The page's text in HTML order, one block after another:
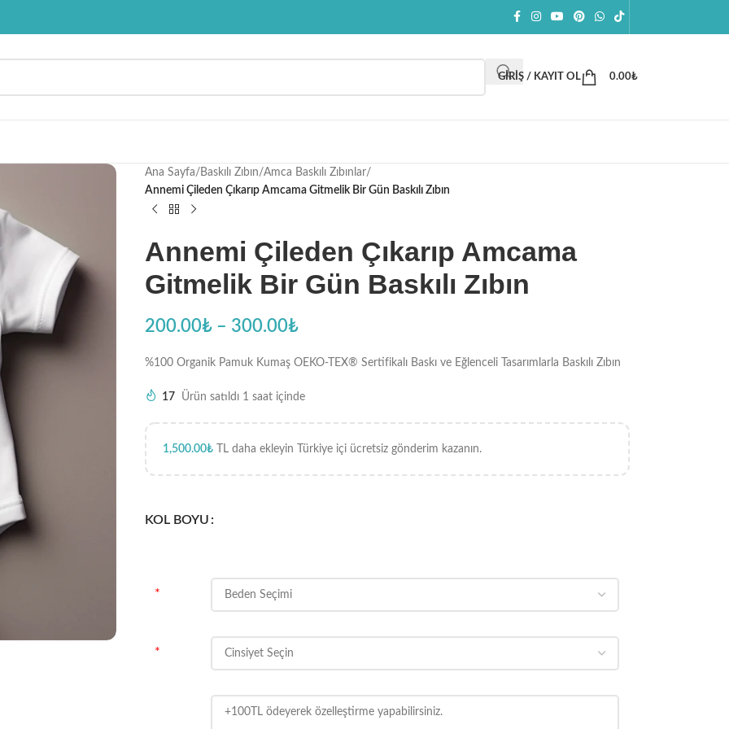
GIRIŞ / KAYIT OL 0.00₺
Ana Sayfa/ Baskılı Zıbın/Amca Baskılı Zıbınlar/
Annemi Çileden Çıkarıp Amcama Gitmelik Bir Gün Baskılı Zıbın
Annemi Çileden Çıkarıp Amcama
Gitmelik Bir Gün Baskılı Zıbın
200.00₺ – 300.00₺
%100 Organik Pamuk Kumaş OEKO-TEX® Sertifikalı Baskı ve Eğlenceli Tasarımlarla Baskılı Zıbın
17 Ürün satıldı 1 saat içinde
1,500.00₺TL daha ekleyin Türkiye içi ücretsiz gönderim kazanın.
KOL BOYU
*
*